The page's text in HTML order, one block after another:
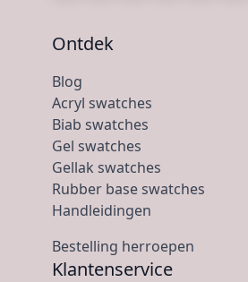
Ontdek
Blog
Acryl swatches
Biab swatches
Gel swatches
Gellak swatches
Rubber base swatches
Handleidingen
Bestelling herroepen
Klantenservice